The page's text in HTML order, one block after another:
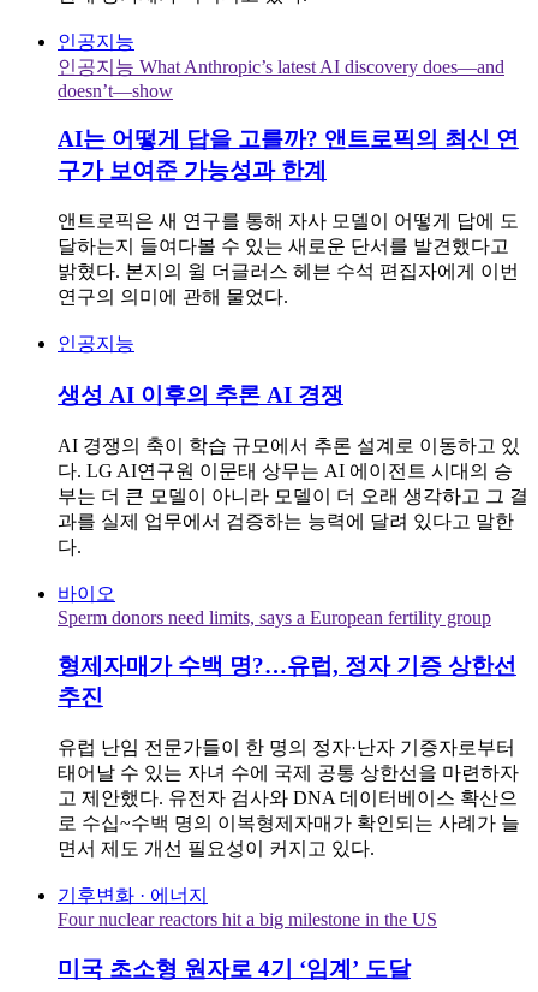
인공지능
인공지능 What Anthropic’s latest AI discovery does—and
doesn’t—show
AI는 어떻게 답을 고를까? 앤트로픽의 최신 연
구가 보여준 가능성과 한계
앤트로픽은 새 연구를 통해 자사 모델이 어떻게 답에 도
달하는지 들여다볼 수 있는 새로운 단서를 발견했다고
밝혔다. 본지의 윌 더글러스 헤븐 수석 편집자에게 이번
연구의 의미에 관해 물었다.
인공지능
생성 AI 이후의 추론 AI 경쟁
AI 경쟁의 축이 학습 규모에서 추론 설계로 이동하고 있
다. LG AI연구원 이문태 상무는 AI 에이전트 시대의 승
부는 더 큰 모델이 아니라 모델이 더 오래 생각하고 그 결
과를 실제 업무에서 검증하는 능력에 달려 있다고 말한
다.
바이오
Sperm donors need limits, says a European fertility group
형제자매가 수백 명?…유럽, 정자 기증 상한선
추진
유럽 난임 전문가들이 한 명의 정자·난자 기증자로부터
태어날 수 있는 자녀 수에 국제 공통 상한선을 마련하자
고 제안했다. 유전자 검사와 DNA 데이터베이스 확산으
로 수십~수백 명의 이복형제자매가 확인되는 사례가 늘
면서 제도 개선 필요성이 커지고 있다.
기후변화 · 에너지
Four nuclear reactors hit a big milestone in the US
미국 초소형 원자로 4기 ‘임계’ 도달